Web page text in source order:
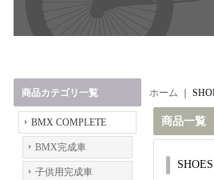
商品カテゴリ一覧
BMX COMPLETE
BMX完成車
子供用完成車
ホーム
商品一覧